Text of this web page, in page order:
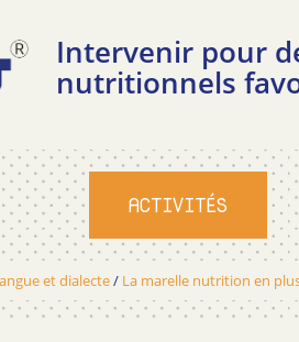
Intervenir pour
nutritionnels
ACTIVITÉS
et dialecte/ La marelle nutrition en